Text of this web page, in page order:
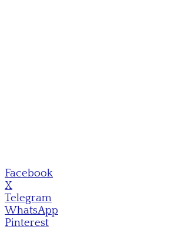
Facebook
X
Telegram
WhatsApp
Pinterest